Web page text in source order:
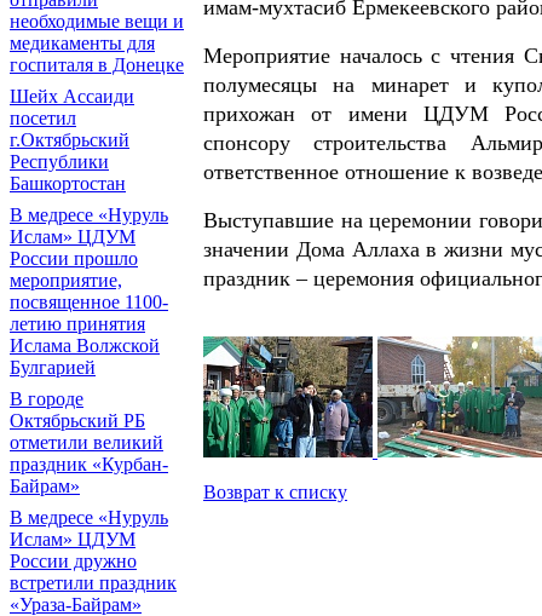
необходимые вещи и
медикаменты для
госпиталя в Донецке
Шейх Ассаиди
посетил
г.Октябрьский
Республики
Башкортостан
В медресе «Нуруль
Ислам» ЦДУМ
России прошло
мероприятие,
посвященное 1100-
летию принятия
Ислама Волжской
Булгарией
В городе
Октябрьский РБ
отметили великий
праздник «Курбан-
Байрам»
В медресе «Нуруль
Ислам» ЦДУМ
России дружно
встретили праздник
«Ураза-Байрам»
имам-мухтасиб Ермекеевского
Мероприятие началось с чтения
полумесяцы на минарет и
прихожан от имени ЦДУМ
спонсору строительства
ответственное отношение к
Выступавшие на церемонии
значении Дома Аллаха в жизни
праздник – церемония
Возврат к списку